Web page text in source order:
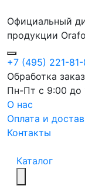
Официальный
продукции
+7 (495) 221-
Обработка
Пн-Пт с 9:00 до
О нас
Оплата и
Контакты
Каталог